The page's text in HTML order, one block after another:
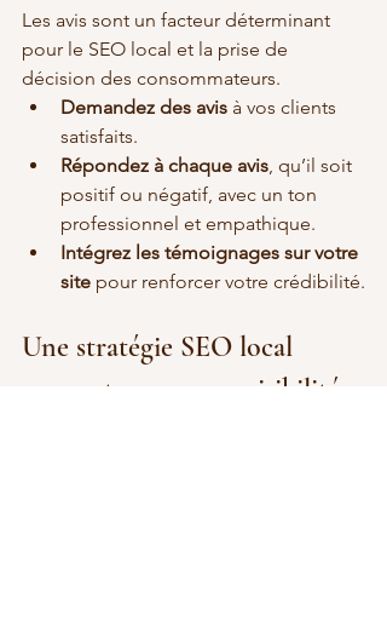
Les avis sont un facteur déterminant
pour le SEO local et la prise de
décision des consommateurs.
Demandez des avis à vos clients
satisfaits.
Répondez à chaque avis, qu’il soit
positif ou négatif, avec un ton
professionnel et empathique.
Intégrez les témoignages sur votre
site pour renforcer votre crédibilité.
Une stratégie SEO local
gagnante pour une visibilité